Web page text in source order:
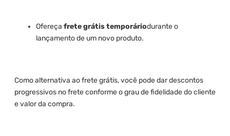
Ofereça frete grátis temporáriodurante o
lançamento de um novo produto.
Como alternativa ao frete grátis, você pode dar descontos
progressivos no frete conforme o grau de fidelidade do cliente
e valor da compra.